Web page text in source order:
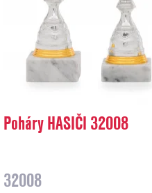
Poháry HASIČI 32008
32008